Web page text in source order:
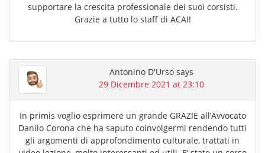
supportare la crescita professionale dei suoi corsisti.
Grazie a tutto lo staff di ACAI!
Antonino D'Urso says
29 Dicembre 2021 at 23:10
In primis voglio esprimere un grande GRAZIE all’Avvocato
Danilo Corona che ha saputo coinvolgermi rendendo tutti
gli argomenti di approfondimento culturale, trattati in